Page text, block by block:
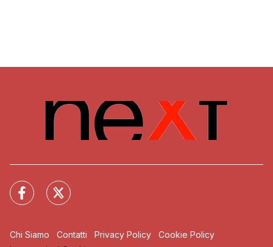
Chi Siamo Contatti Privacy Policy
Cookie Policy